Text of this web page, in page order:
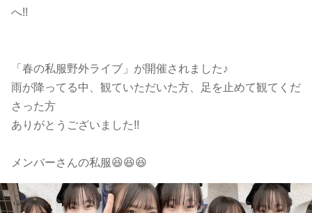
へ!!
「春の私服野外ライブ」が開催されました♪
雨が降ってる中、観ていただいた方、足を止めて観てくだ
さった方
ありがとうございました!!
メンバーさんの私服😆😆😆